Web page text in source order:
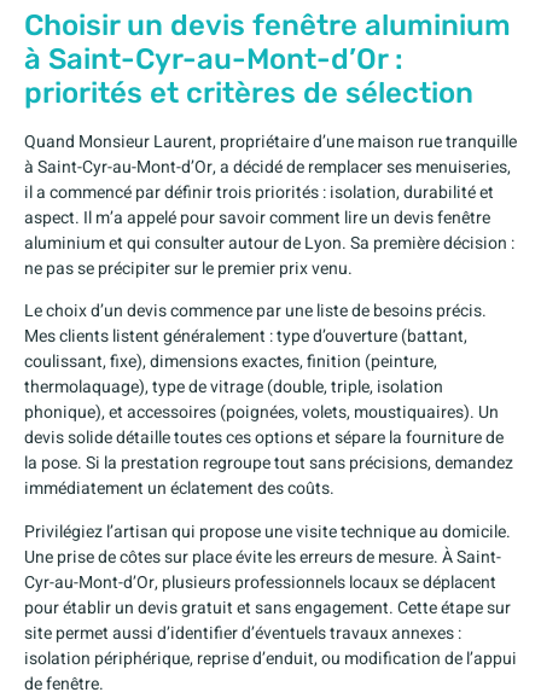
Choisir un devis fenêtre aluminium
à Saint-Cyr-au-Mont-d’Or :
priorités et critères de sélection
Quand Monsieur Laurent, propriétaire d’une maison rue tranquille
à Saint-Cyr-au-Mont-d’Or, a décidé de remplacer ses menuiseries,
il a commencé par définir trois priorités : isolation, durabilité et
aspect. Il m’a appelé pour savoir comment lire un devis fenêtre
aluminium et qui consulter autour de Lyon. Sa première décision :
ne pas se précipiter sur le premier prix venu.
Le choix d’un devis commence par une liste de besoins précis.
Mes clients listent généralement : type d’ouverture (battant,
coulissant, fixe), dimensions exactes, finition (peinture,
thermolaquage), type de vitrage (double, triple, isolation
phonique), et accessoires (poignées, volets, moustiquaires). Un
devis solide détaille toutes ces options et sépare la fourniture de
la pose. Si la prestation regroupe tout sans précisions, demandez
immédiatement un éclatement des coûts.
Privilégiez l’artisan qui propose une visite technique au domicile.
Une prise de côtes sur place évite les erreurs de mesure. À Saint-
Cyr-au-Mont-d’Or, plusieurs professionnels locaux se déplacent
pour établir un devis gratuit et sans engagement. Cette étape sur
site permet aussi d’identifier d’éventuels travaux annexes :
isolation périphérique, reprise d’enduit, ou modification de l’appui
de fenêtre.